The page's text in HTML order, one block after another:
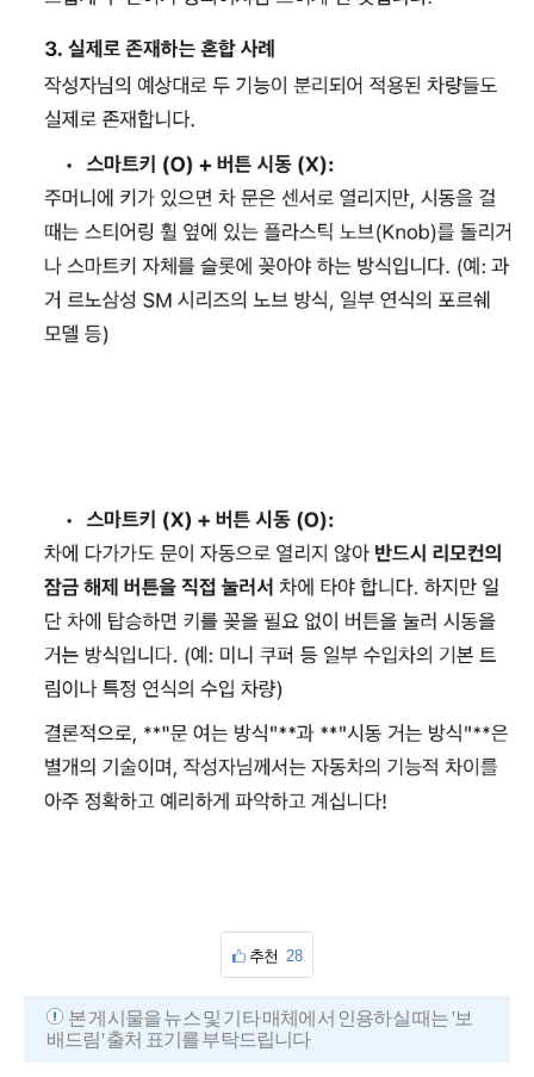
추천 28
본 게시물을 뉴스 및 기타 매체에서 인용하실 때는 '보
배드림' 출처 표기를 부탁드립니다